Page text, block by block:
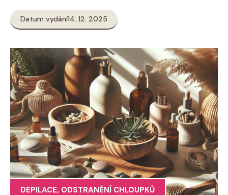
Datum vydání14. 12. 2025
DEPILACE, ODSTRANĚNÍ CHLOUPKŮ